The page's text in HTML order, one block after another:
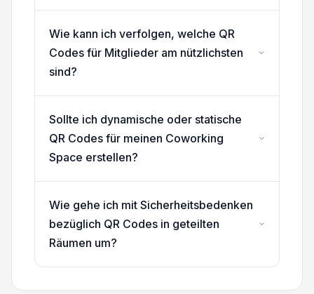
Wie kann ich verfolgen, welche QR
Codes für Mitglieder am nützlichsten
sind?
Sollte ich dynamische oder statische
QR Codes für meinen Coworking
Space erstellen?
Wie gehe ich mit Sicherheitsbedenken
bezüglich QR Codes in geteilten
Räumen um?